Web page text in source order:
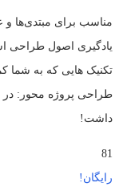
مناسب برای مبتدی‌ها و
یادگیری اصول طراحی
تکنیک‌ هایی که به شما
طراحی پروژه محور: در
داشت!
81
رایگان!